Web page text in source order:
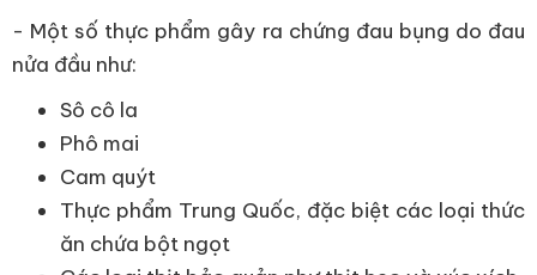
- Một số thực phẩm gây ra chứng đau bụng do đau
nửa đầu như:
Sô cô la
Phô mai
Cam quýt
Thực phẩm Trung Quốc, đặc biệt các loại thức
ăn chứa bột ngọt